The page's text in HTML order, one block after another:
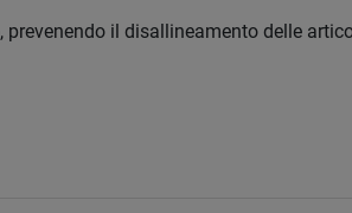
il disallineamento delle